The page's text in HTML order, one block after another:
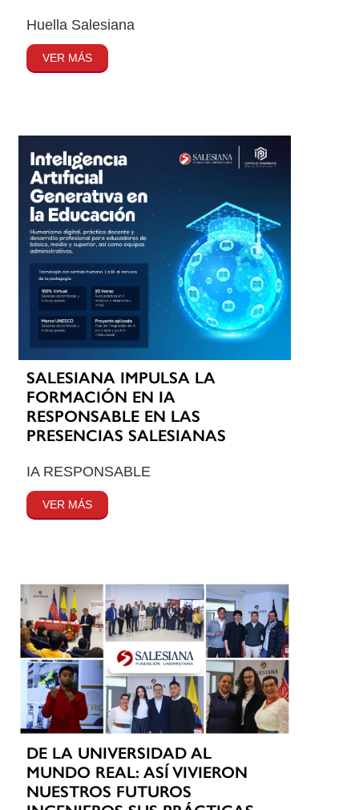
Huella Salesiana
VER MÁS
SALESIANA IMPULSA LA
FORMACIÓN EN IA
RESPONSABLE EN LAS
PRESENCIAS SALESIANAS
IA RESPONSABLE
VER MÁS
DE LA UNIVERSIDAD AL
MUNDO REAL: ASÍ VIVIERON
NUESTROS FUTUROS